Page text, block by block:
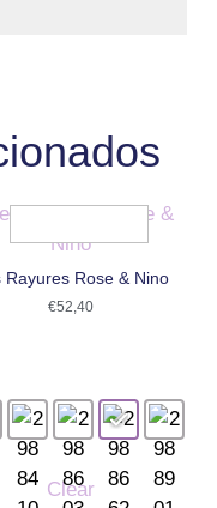
Rayures Rose & Nino
€52,40
Clear